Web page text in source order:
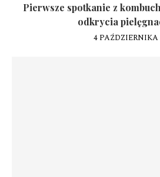
Pierwsze spotkanie z
odkrycia
4 PAŹDZIERNIKA